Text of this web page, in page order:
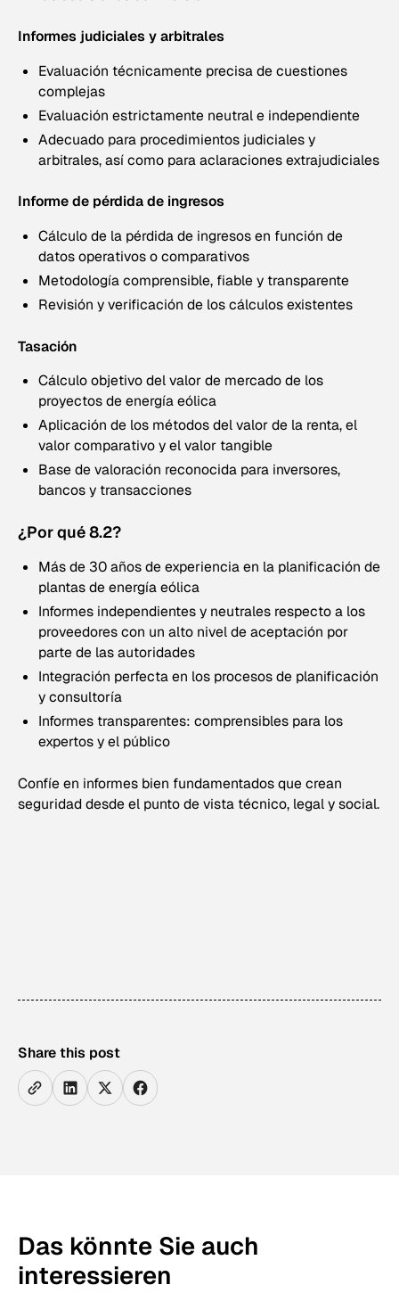
Informes judiciales y arbitrales
Evaluación técnicamente precisa de cuestiones
complejas
Evaluación estrictamente neutral e independiente
Adecuado para procedimientos judiciales y
arbitrales, así como para aclaraciones extrajudiciales
Informe de pérdida de ingresos
Cálculo de la pérdida de ingresos en función de
datos operativos o comparativos
Metodología comprensible, fiable y transparente
Revisión y verificación de los cálculos existentes
Tasación
Cálculo objetivo del valor de mercado de los
proyectos de energía eólica
Aplicación de los métodos del valor de la renta, el
valor comparativo y el valor tangible
Base de valoración reconocida para inversores,
bancos y transacciones
¿Por qué 8.2?
Más de 30 años de experiencia en la planificación de
plantas de energía eólica
Informes independientes y neutrales respecto a los
proveedores con un alto nivel de aceptación por
parte de las autoridades
Integración perfecta en los procesos de planificación
y consultoría
Informes transparentes: comprensibles para los
expertos y el público
Confíe en informes bien fundamentados que crean
seguridad desde el punto de vista técnico, legal y social.
Share this post
Das könnte Sie auch
interessieren